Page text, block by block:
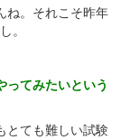
ね。それこそ昨年
。
てみたいという
とても難しい試験